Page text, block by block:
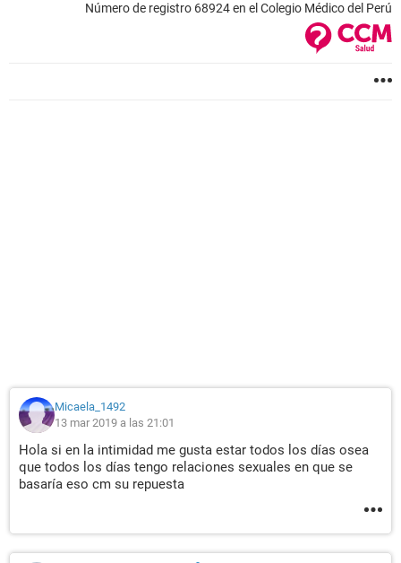
Número de registro 68924 en el Colegio Médico del Perú
Micaela_1492
13 mar 2019 a las 21:01
Hola si en la intimidad me gusta estar todos los días osea
que todos los días tengo relaciones sexuales en que se
basaría eso cm su repuesta